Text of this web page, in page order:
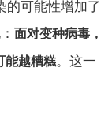
的可能性增加了
面对变种病毒，
能越糟糕。这一